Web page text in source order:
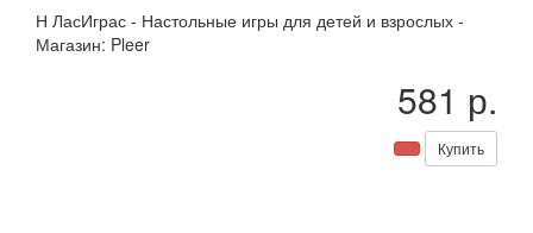
Н ЛасИграс - Настольные игры для детей и взрослых -
Магазин: Pleer
581 р.
Купить